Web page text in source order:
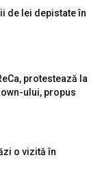
de lei depistate în
protestează la
ului, propus
o vizită în